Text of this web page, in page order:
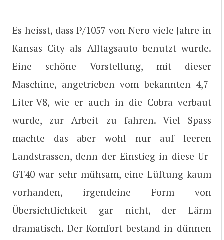
Es heisst, dass P/1057 von Nero viele Jahre in
Kansas City als Alltagsauto benutzt wurde.
Eine schöne Vorstellung, mit dieser
Maschine, angetrieben vom bekannten 4,7-
Liter-V8, wie er auch in die Cobra verbaut
wurde, zur Arbeit zu fahren. Viel Spass
machte das aber wohl nur auf leeren
Landstrassen, denn der Einstieg in diese Ur-
GT40 war sehr mühsam, eine Lüftung kaum
vorhanden, irgendeine Form von
Übersichtlichkeit gar nicht, der Lärm
dramatisch. Der Komfort bestand in dünnen